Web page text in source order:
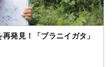
発見！「ブラニイガタ」